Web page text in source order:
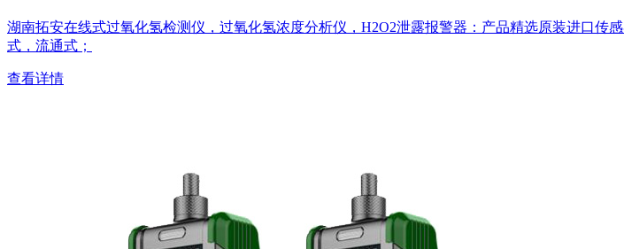
湖南拓安在线式过氧化氢检测仪，过氧化氢浓度分析仪，H2O2泄露报警器：产品精选原装进口
式，流通式；
查看详情